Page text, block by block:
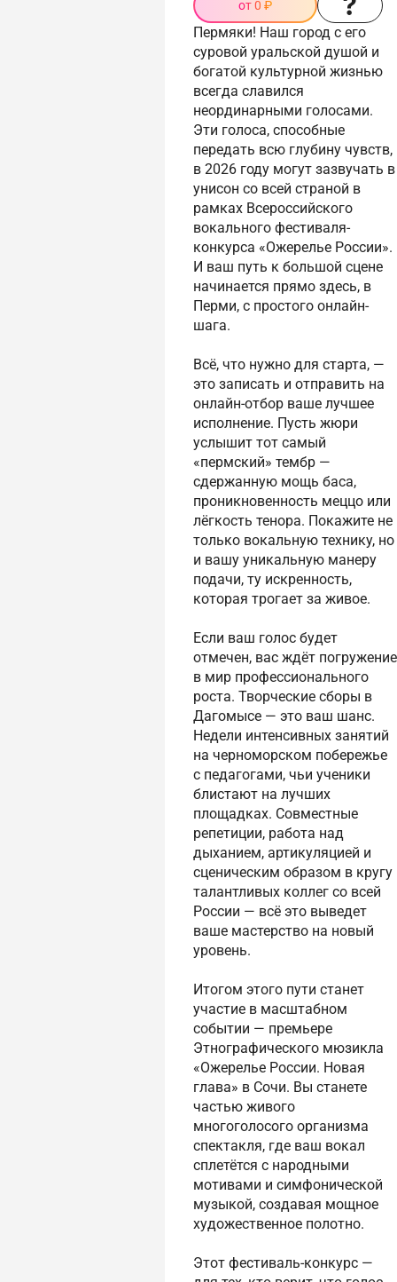
от 0 ₽
Пермяки! Наш город с его
суровой уральской душой и
богатой культурной жизнью
всегда славился
неординарными голосами.
Эти голоса, способные
передать всю глубину чувств,
в 2026 году могут зазвучать в
унисон со всей страной в
рамках Всероссийского
вокального фестиваля-
конкурса «Ожерелье России».
И ваш путь к большой сцене
начинается прямо здесь, в
Перми, с простого онлайн-
шага.
Всё, что нужно для старта, —
это записать и отправить на
онлайн-отбор ваше лучшее
исполнение. Пусть жюри
услышит тот самый
«пермский» тембр —
сдержанную мощь баса,
проникновенность меццо или
лёгкость тенора. Покажите не
только вокальную технику, но
и вашу уникальную манеру
подачи, ту искренность,
которая трогает за живое.
Если ваш голос будет
отмечен, вас ждёт погружение
в мир профессионального
роста. Творческие сборы в
Дагомысе — это ваш шанс.
Недели интенсивных занятий
на черноморском побережье
с педагогами, чьи ученики
блистают на лучших
площадках. Совместные
репетиции, работа над
дыханием, артикуляцией и
сценическим образом в кругу
талантливых коллег со всей
России — всё это выведет
ваше мастерство на новый
уровень.
Итогом этого пути станет
участие в масштабном
событии — премьере
Этнографического мюзикла
«Ожерелье России. Новая
глава» в Сочи. Вы станете
частью живого
многоголосого организма
спектакля, где ваш вокал
сплетётся с народными
мотивами и симфонической
музыкой, создавая мощное
художественное полотно.
Этот фестиваль-конкурс —